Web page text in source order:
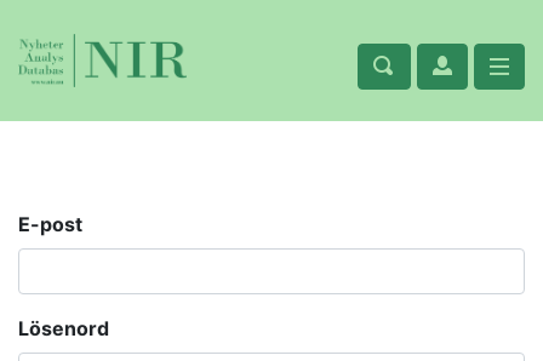
E-post
Lösenord